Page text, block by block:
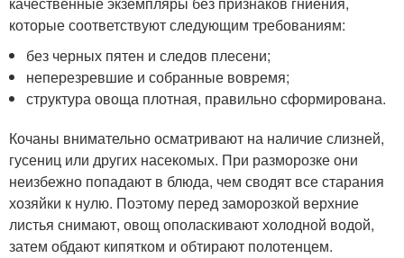
которые соответствуют следующим требованиям:
без черных пятен и следов плесени;
неперезревшие и собранные вовремя;
структура овоща плотная, правильно сформирована.
Кочаны внимательно осматривают на наличие слизней,
гусениц или других насекомых. При разморозке они
неизбежно попадают в блюда, чем сводят все старания
хозяйки к нулю. Поэтому перед заморозкой верхние
листья снимают, овощ ополаскивают холодной водой,
затем обдают кипятком и обтирают полотенцем.